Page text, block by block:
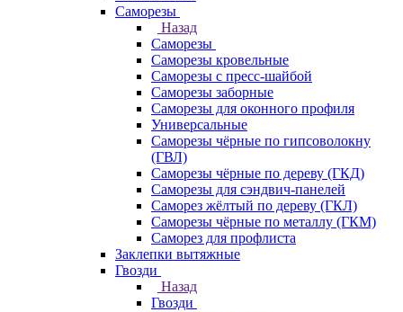
Саморезы
Назад
Саморезы
Саморезы кровельные
Саморезы с пресс-шайбой
Саморезы заборные
Саморезы для оконного профиля
Универсальные
Саморезы чёрные по гипсоволокну
(ГВЛ)
Саморезы чёрные по дереву (ГКД)
Саморезы для сэндвич-панелей
Саморез жёлтый по дереву (ГКЛ)
Саморезы чёрные по металлу (ГКМ)
Саморез для профлиста
Заклепки вытяжные
Гвозди
Назад
Гвозди